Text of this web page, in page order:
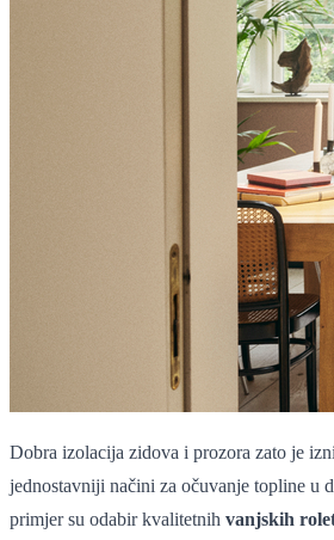
Dobra izolacija zidova i prozora zato je
jednostavniji načini za očuvanje topline u
primjer su odabir kvalitetnih vanjskih